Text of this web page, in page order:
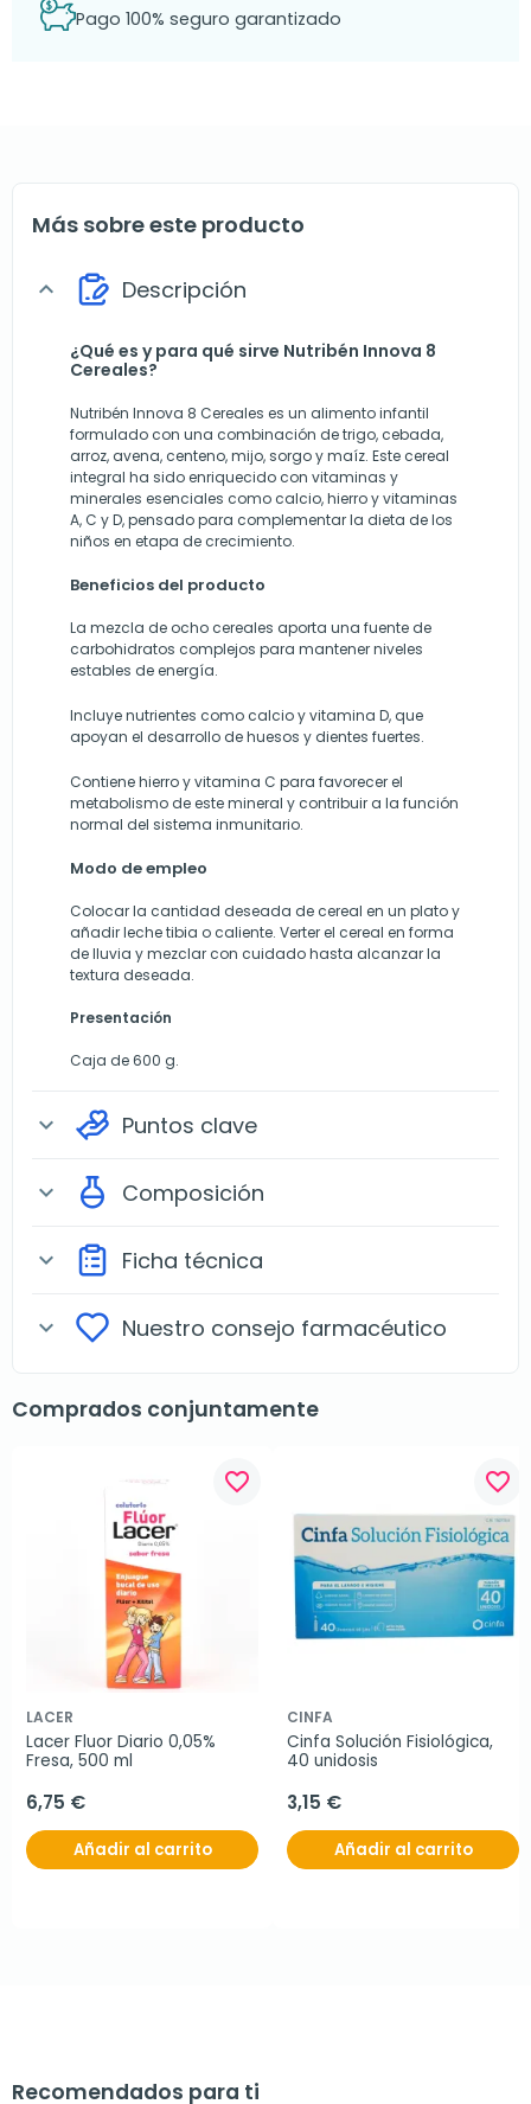
Pago 100% seguro garantizado
Más sobre este producto
expand_more Descripción
¿Qué es y para qué sirve Nutribén Innova 8
Cereales?
Nutribén Innova 8 Cereales es un alimento infantil
formulado con una combinación de trigo, cebada,
arroz, avena, centeno, mijo, sorgo y maíz. Este cereal
integral ha sido enriquecido con vitaminas y
minerales esenciales como calcio, hierro y vitaminas
A, C y D, pensado para complementar la dieta de los
niños en etapa de crecimiento.
Beneficios del producto
La mezcla de ocho cereales aporta una fuente de
carbohidratos complejos para mantener niveles
estables de energía.
Incluye nutrientes como calcio y vitamina D, que
apoyan el desarrollo de huesos y dientes fuertes.
Contiene hierro y vitamina C para favorecer el
metabolismo de este mineral y contribuir a la función
normal del sistema inmunitario.
Modo de empleo
Colocar la cantidad deseada de cereal en un plato y
añadir leche tibia o caliente. Verter el cereal en forma
de lluvia y mezclar con cuidado hasta alcanzar la
textura deseada.
Presentación
Caja de 600 g.
expand_more Puntos clave
expand_more Composición
expand_more Ficha técnica
expand_more Nuestro consejo farmacéutico
Comprados conjuntamente
favorite_border
LACER
Lacer Fluor Diario 0,05%
Fresa, 500 ml
6,75 €
Añadir al carrito
favorite_border
CINFA
Cinfa Solución Fisiológica,
40 unidosis
3,15 €
Añadir al carrito
Recomendados para ti